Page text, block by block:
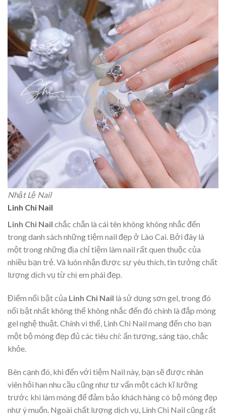
Nhật Lệ Nail
Linh Chi Nail
Linh Chi Nail chắc chắn là cái tên không không nhắc đến
trong danh sách những tiệm nail đẹp ở Lào Cai. Bởi đây là
một trong những địa chỉ tiệm làm nail rất quen thuộc của
nhiều bạn trẻ. Và luôn nhận được sự yêu thích, tin tưởng chất
lượng dịch vụ từ chị em phái đẹp.
Điểm nổi bật của Linh Chi Nail là sử dụng sơn gel, trong đó
nổi bật nhất không thể không nhắc đến đó chính là đắp móng
gel nghệ thuật. Chính vì thế, Linh Chi Nail mang đến cho bạn
một bộ móng đẹp đủ các tiêu chí: ấn tượng, sáng tạo, chắc
khỏe.
Bên cạnh đó, khi đến với tiệm Nail này, bạn sẽ được nhân
viên hỏi han nhu cầu cũng như tư vấn một cách kĩ lưỡng
trước khi làm móng để đảm bảo khách hàng có bộ móng đẹp
như ý muốn. Ngoài chất lượng dịch vụ, Linh Chi Nail cũng rất